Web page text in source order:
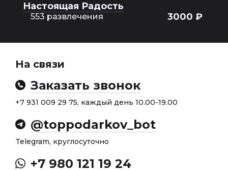
Настоящая Радость
553 развлечения 3000 ₽
На связи
Заказать звонок
+7 931 009 29 75, каждый день 10.00-19.00
@toppodarkov_bot
Telegram, круглосуточно
+7 980 121 19 24